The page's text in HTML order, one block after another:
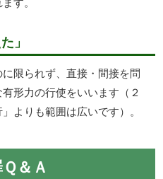
」
限られず、直接・間接を問
形力の行使をいいます（２
よりも範囲は広いです）。
＆Ａ